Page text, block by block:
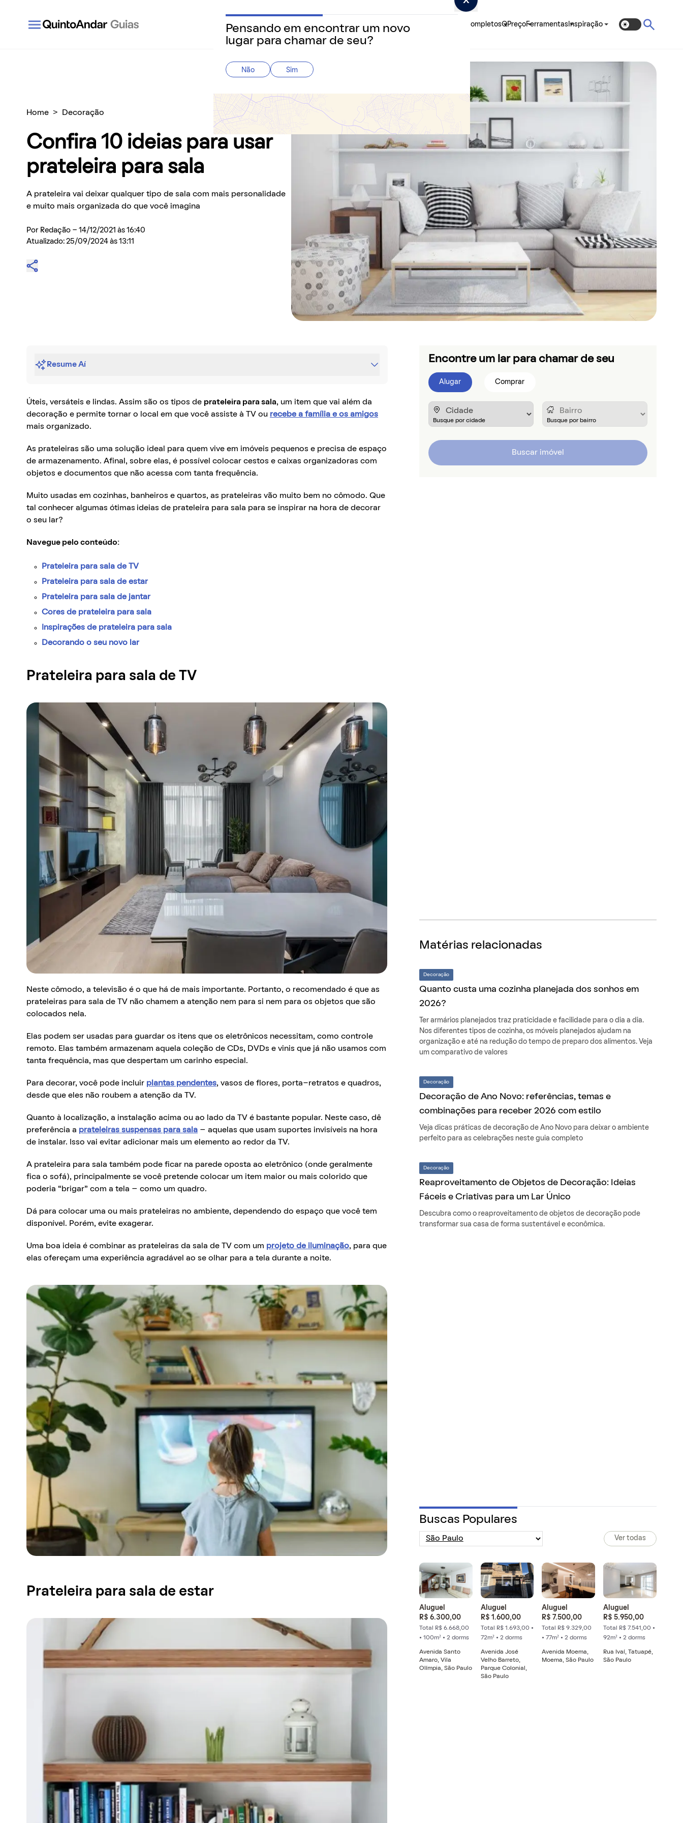
QuintoAndar Guias - Inspiração e tudo o que você precisa saber sobre o jeito mais fácil de alugar e morar.
Dados & Índices Guia de Cidades Guias CompletosQPreçoFerramentas Inspiração
Home > Decoração
Confira 10 ideias para usar
prateleira para sala
A prateleira vai deixar qualquer tipo de sala com mais personalidade
e muito mais organizada do que você imagina
Por Redação - 14/12/2021 às 16:40
Atualizado: 25/09/2024 às 13:11
Resume Aí
Úteis, versáteis e lindas. Assim são os tipos de prateleira para sala, um item que vai além da
decoração e permite tornar o local em que você assiste à TV ou recebe a família e os amigos
mais organizado.
As prateleiras são uma solução ideal para quem vive em imóveis pequenos e precisa de espaço
de armazenamento. Afinal, sobre elas, é possível colocar cestos e caixas organizadoras com
objetos e documentos que não acessa com tanta frequência.
Muito usadas em cozinhas, banheiros e quartos, as prateleiras vão muito bem no cômodo. Que
tal conhecer algumas ótimas ideias de prateleira para sala para se inspirar na hora de decorar
o seu lar?
Navegue pelo conteúdo:
Prateleira para sala de TV
Prateleira para sala de estar
Prateleira para sala de jantar
Cores de prateleira para sala
Inspirações de prateleira para sala
Decorando o seu novo lar
Prateleira para sala de TV
Neste cômodo, a televisão é o que há de mais importante. Portanto, o recomendado é que as
prateleiras para sala de TV não chamem a atenção nem para si nem para os objetos que são
colocados nela.
Elas podem ser usadas para guardar os itens que os eletrônicos necessitam, como controle
remoto. Elas também armazenam aquela coleção de CDs, DVDs e vinis que já não usamos com
tanta frequência, mas que despertam um carinho especial.
Para decorar, você pode incluir plantas pendentes, vasos de flores, porta-retratos e quadros,
desde que eles não roubem a atenção da TV.
Quanto à localização, a instalação acima ou ao lado da TV é bastante popular. Neste caso, dê
preferência a prateleiras suspensas para sala – aquelas que usam suportes invisíveis na hora
de instalar. Isso vai evitar adicionar mais um elemento ao redor da TV.
A prateleira para sala também pode ficar na parede oposta ao eletrônico (onde geralmente
fica o sofá), principalmente se você pretende colocar um item maior ou mais colorido que
poderia “brigar” com a tela – como um quadro.
Dá para colocar uma ou mais prateleiras no ambiente, dependendo do espaço que você tem
disponível. Porém, evite exagerar.
Uma boa ideia é combinar as prateleiras da sala de TV com um projeto de iluminação, para que
elas ofereçam uma experiência agradável ao se olhar para a tela durante a noite.
Prateleira para sala de estar
Encontre um lar para chamar de seu
Alugar Comprar
Buscar imóvel
Matérias relacionadas
Decoração
Quanto custa uma cozinha planejada dos sonhos em
2026?
Ter armários planejados traz praticidade e facilidade para o dia a dia.
Nos diferentes tipos de cozinha, os móveis planejados ajudam na
organização e até na redução do tempo de preparo dos alimentos. Veja
um comparativo de valores
Decoração
Decoração de Ano Novo: referências, temas e
combinações para receber 2026 com estilo
Veja dicas práticas de decoração de Ano Novo para deixar o ambiente
perfeito para as celebrações neste guia completo
Decoração
Reaproveitamento de Objetos de Decoração: Ideias
Fáceis e Criativas para um Lar Único
Descubra como o reaproveitamento de objetos de decoração pode
transformar sua casa de forma sustentável e econômica.
Buscas Populares
Ver todas
Aluguel
R$ 6.300,00
Total R$ 6.668,00
• 100m² • 2 dorms
Avenida Santo
Amaro, Vila
Olímpia, São Paulo
Aluguel
R$ 1.600,00
Total R$ 1.693,00 •
72m² • 2 dorms
Avenida José
Velho Barreto,
Parque Colonial,
São Paulo
Aluguel
R$ 7.500,00
Total R$ 9.329,00
• 77m² • 2 dorms
Avenida Moema,
Moema, São Paulo
Aluguel
R$ 5.950,00
Total R$ 7.541,00 •
92m² • 2 dorms
Rua Ivaí, Tatuapé,
São Paulo
Pensando em encontrar um novo
lugar para chamar de seu?
Não Sim